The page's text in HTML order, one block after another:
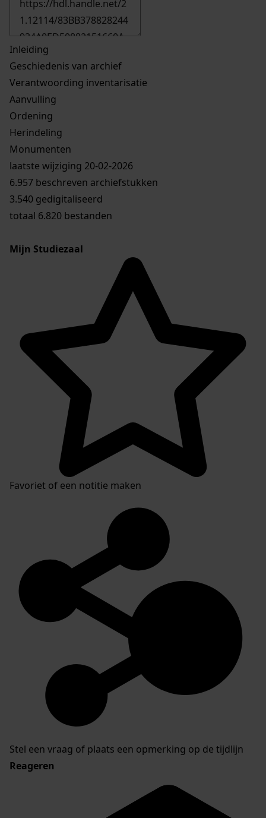
Inleiding
Geschiedenis van archief
Verantwoording inventarisatie
Aanvulling
Ordening
Herindeling
Monumenten
laatste wijziging 20-02-2026
6.957 beschreven archiefstukken
3.540 gedigitaliseerd
totaal 6.820 bestanden
Mijn Studiezaal
Favoriet of een notitie maken
Stel een vraag of plaats een opmerking op de tijdlijn
Reageren